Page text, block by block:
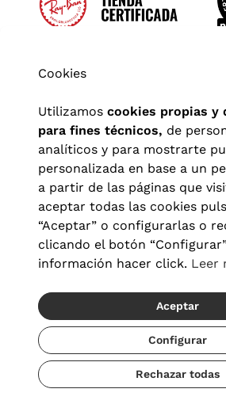
Recíbelo del 20/08
Aviso legal| Política de privacidad
Política de cookies|
© 2026
Cookies
Utilizamos cookies propias y
para fines técnicos, de
analíticos y para mostrarte
personalizada en base a un
a partir de las páginas que
aceptar todas las cookies
“Aceptar” o configurarlas o
clicando el botón
información hacer click. Leer
Aceptar
Configurar
Rechazar todas